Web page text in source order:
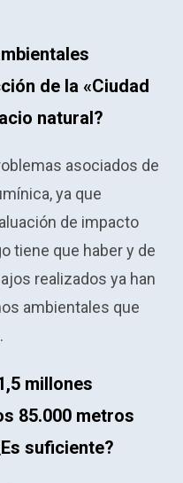
de la «Ciudad
natural?
asociados de
ya que
de impacto
tiene que haber y de
realizados ya han
ambientales que
millones
85.000 metros
suficiente?